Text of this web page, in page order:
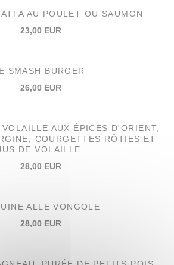
AU POULET OU SAUMON
23,00 EUR
SMASH BURGER
26,00 EUR
AUX ÉPICES D'ORIENT,
COURGETTES RÔTIES ET
DE VOLAILLE
28,00 EUR
ALLE VONGOLE
28,00 EUR